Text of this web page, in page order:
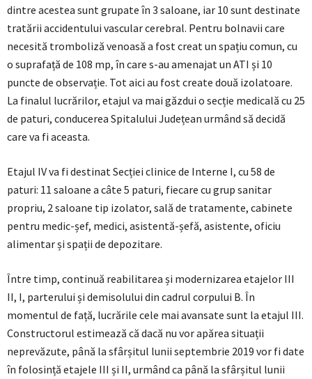
dintre acestea sunt grupate în 3 saloane, iar 10 sunt destinate
tratării accidentului vascular cerebral. Pentru bolnavii care
necesită tromboliză venoasă a fost creat un spațiu comun, cu
o suprafață de 108 mp, în care s-au amenajat un ATI și 10
puncte de observație. Tot aici au fost create două izolatoare.
La finalul lucrărilor, etajul va mai găzdui o secție medicală cu 25
de paturi, conducerea Spitalului Județean urmând să decidă
care va fi aceasta.
Etajul IV va fi destinat Secției clinice de Interne I, cu 58 de
paturi: 11 saloane a câte 5 paturi, fiecare cu grup sanitar
propriu, 2 saloane tip izolator, sală de tratamente, cabinete
pentru medic-șef, medici, asistentă-șefă, asistente, oficiu
alimentar și spații de depozitare.
Între timp, continuă reabilitarea și modernizarea etajelor III
II, I, parterului și demisolului din cadrul corpului B. În
momentul de față, lucrările cele mai avansate sunt la etajul III.
Constructorul estimează că dacă nu vor apărea situații
neprevăzute, până la sfârșitul lunii septembrie 2019 vor fi date
în folosință etajele III și II, urmând ca până la sfârșitul lunii